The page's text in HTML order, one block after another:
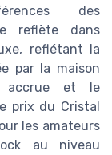
des
reflète dans
reflétant la
par la maison
accrue et le
prix du Cristal
les amateurs
au niveau